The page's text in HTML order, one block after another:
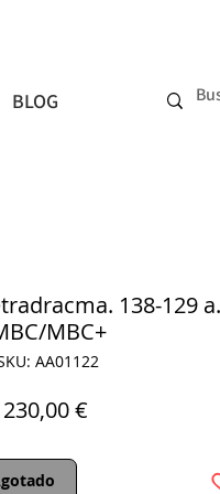
BLOG
138-129
MBC+
AA01122
230,00 €Precio